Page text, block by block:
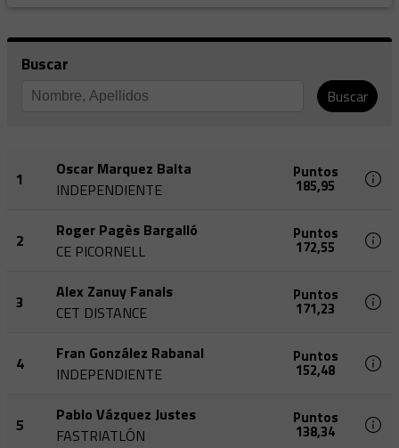
Buscar
Buscar
1
Oscar Marquez Balta
INDEPENDIENTE
Puntos
185,95
2
Roger Pagès Bargalló
CE PICORNELL
Puntos
172,55
3
Alex Zanuy Fanals
CET DISTANCE
Puntos
171,23
4
Fran González Rabanal
INDEPENDIENTE
Puntos
152,48
5
Pablo Vázquez Justes
FASTRIATLÓN
Puntos
138,34